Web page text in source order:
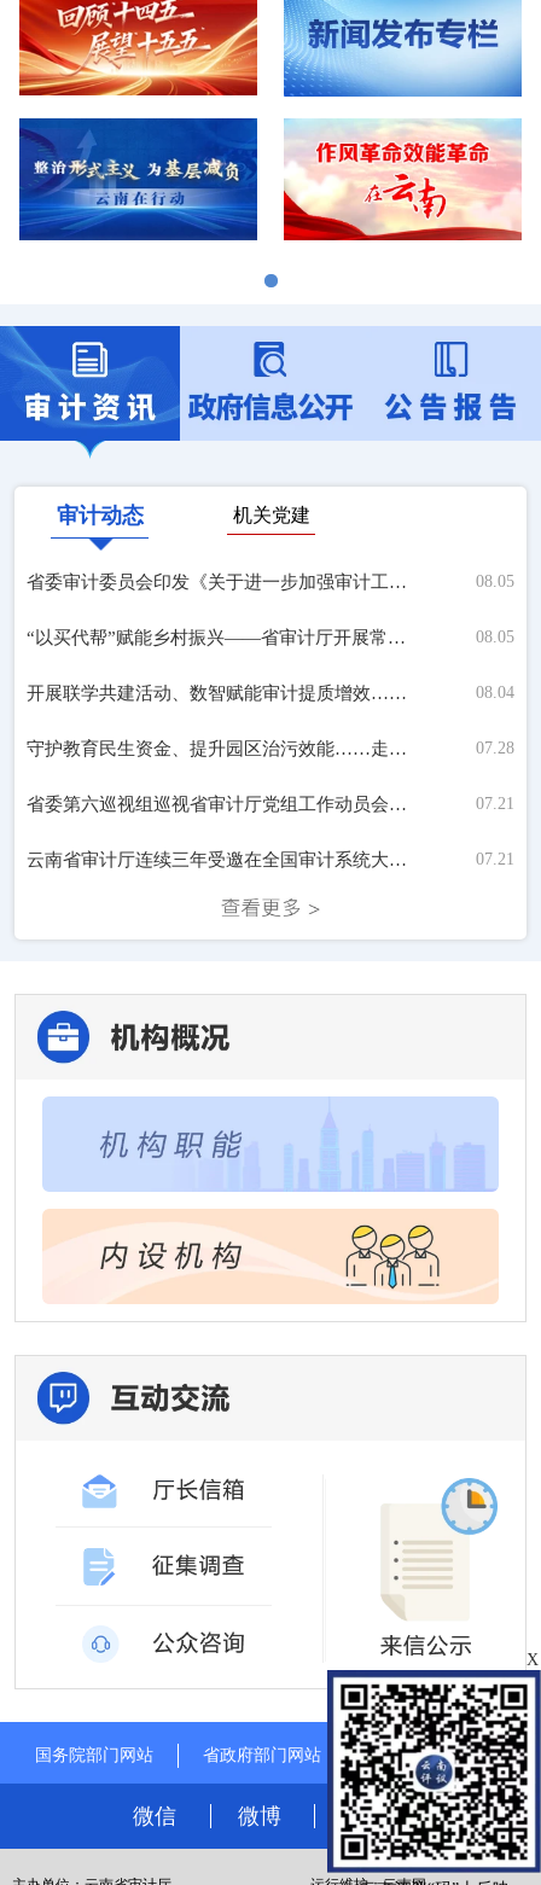
审计动态 机关党建
省委审计委员会印发《关于进一步加强审计工作的具体措施》 08.05
“以买代帮”赋能乡村振兴——省审计厅开展常态化消费帮扶活动 08.05
开展联学共建活动、数智赋能审计提质增效……关注本期审计动态 08.04
守护教育民生资金、提升园区治污效能……走进本期审计现场 07.28
省委第六巡视组巡视省审计厅党组工作动员会召开 07.21
云南省审计厅连续三年受邀在全国审计系统大数据审计能力提高班作经验交流 07.21
国务院部门网站 省政府部门网站 其他省市审计网站
微信 微博 电脑版
X